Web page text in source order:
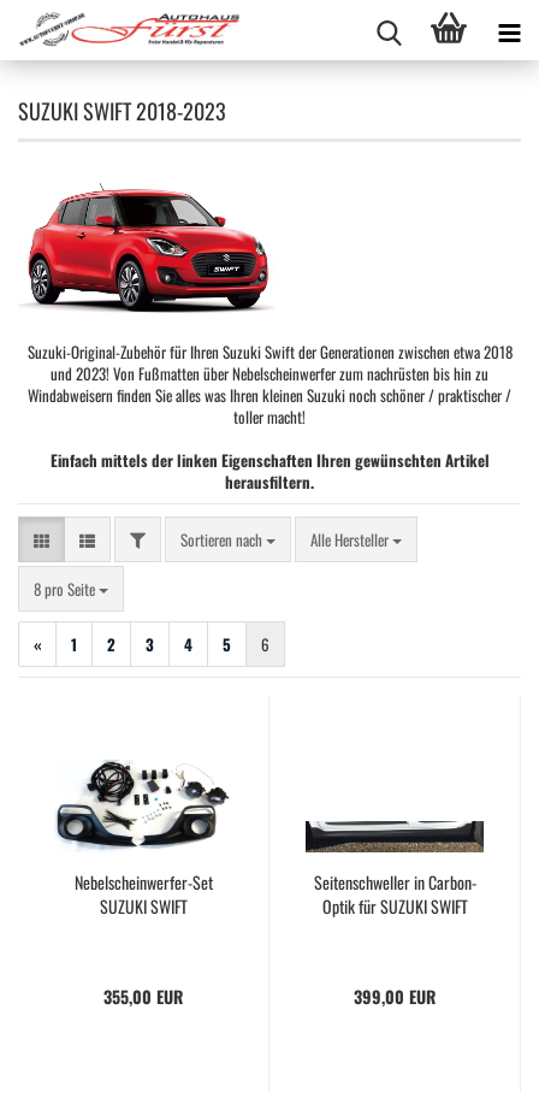
SUZUKI SWIFT 2018-2023
Suzuki-Original-Zubehör für Ihren Suzuki Swift der Generationen zwischen etwa 2018
und 2023! Von Fußmatten über Nebelscheinwerfer zum nachrüsten bis hin zu
Windabweisern finden Sie alles was Ihren kleinen Suzuki noch schöner / praktischer /
toller macht!
Einfach mittels der linken Eigenschaften Ihren gewünschten Artikel
herausfiltern.
FILTERSortieren nach
Sortieren nach Alle Hersteller
8 pro Seite
pro Seite
« 1 2 3 4 5 6
Nebelscheinwerfer-Set
SUZUKI SWIFT
355,00 EUR
Seitenschweller in Carbon-
Optik für SUZUKI SWIFT
399,00 EUR